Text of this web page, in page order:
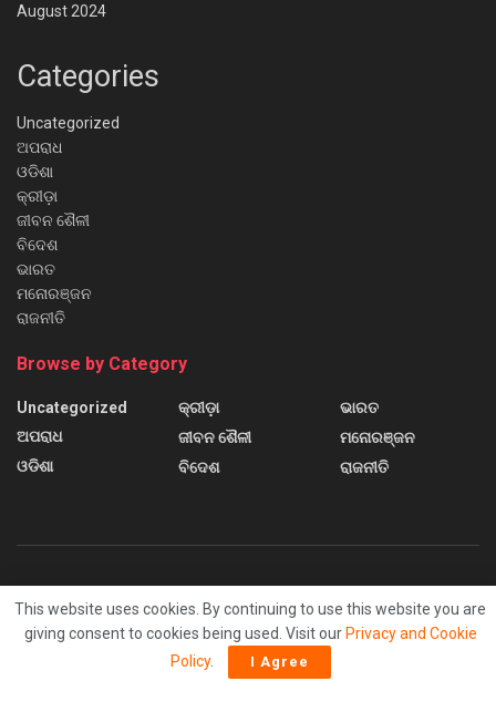
August 2024
Categories
Uncategorized
ଅପରାଧ
ଓଡିଶା
କ୍ରୀଡ଼ା
ଜୀବନ ଶୈଳୀ
ବିଦେଶ
ଭାରତ
ମନୋରଞ୍ଜନ
ରାଜନୀତି
Browse by Category
Uncategorized
ଅପରାଧ
ଓଡିଶା
କ୍ରୀଡ଼ା
ଜୀବନ ଶୈଳୀ
ବିଦେଶ
ଭାରତ
ମନୋରଞ୍ଜନ
ରାଜନୀତି
Home 4
Home 5 Home 6 Sample Page
This website uses cookies. By continuing to use this website you are
giving consent to cookies being used. Visit our Privacy and Cookie
Policy. I Agree